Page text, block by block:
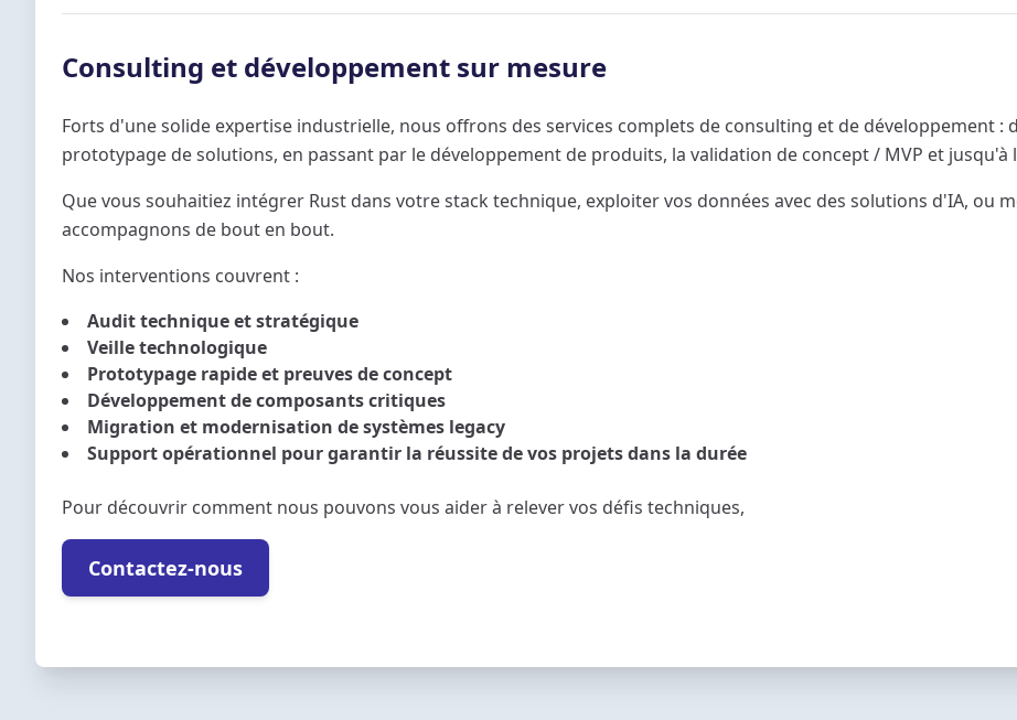
Consulting et développement sur mesure
Forts d'une solide expertise industrielle, nous offrons des services complets de consulting et de développement :
prototypage de solutions, en passant par le développement de produits, la validation de concept / MVP et
Que vous souhaitiez intégrer Rust dans votre stack technique, exploiter vos données avec des solutions d'IA, ou
accompagnons de bout en bout.
Nos interventions couvrent :
Audit technique et stratégique
Veille technologique
Prototypage rapide et preuves de concept
Développement de composants critiques
Migration et modernisation de systèmes legacy
Support opérationnel pour garantir la réussite de vos projets dans la durée
Pour découvrir comment nous pouvons vous aider à relever vos défis techniques,
Contactez-nous